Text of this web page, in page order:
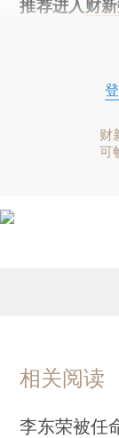
推荐进入 财
财
可
相关阅读
李东荣被任